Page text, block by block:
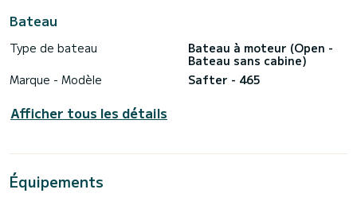
Bateau
Type de bateau
Bateau à moteur (Open -
Bateau sans cabine)
Marque - Modèle
Safter - 465
Afficher tous les détails
Équipements